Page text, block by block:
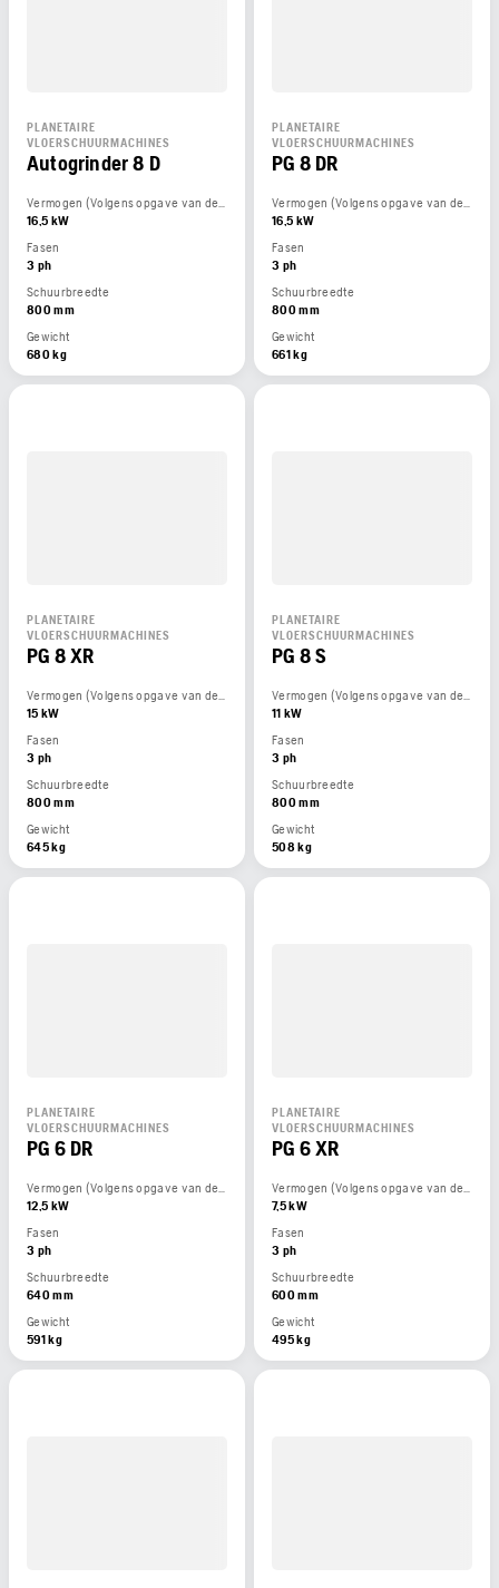
PLANETAIRE
VLOERSCHUURMACHINES
Autogrinder 8 D
Vermogen (Volgens opgave van de motorfabrikant)
16,5 kW
Fasen
3 ph
Schuurbreedte
800 mm
Gewicht
680 kg
PLANETAIRE
VLOERSCHUURMACHINES
PG 8 DR
Vermogen (Volgens opgave van de motorfabrikant)
16,5 kW
Fasen
3 ph
Schuurbreedte
800 mm
Gewicht
661 kg
PLANETAIRE
VLOERSCHUURMACHINES
PG 8 XR
Vermogen (Volgens opgave van de motorfabrikant)
15 kW
Fasen
3 ph
Schuurbreedte
800 mm
Gewicht
645 kg
PLANETAIRE
VLOERSCHUURMACHINES
PG 8 S
Vermogen (Volgens opgave van de motorfabrikant)
11 kW
Fasen
3 ph
Schuurbreedte
800 mm
Gewicht
508 kg
PLANETAIRE
VLOERSCHUURMACHINES
PG 6 DR
Vermogen (Volgens opgave van de motorfabrikant)
12,5 kW
Fasen
3 ph
Schuurbreedte
640 mm
Gewicht
591 kg
PLANETAIRE
VLOERSCHUURMACHINES
PG 6 XR
Vermogen (Volgens opgave van de motorfabrikant)
7,5 kW
Fasen
3 ph
Schuurbreedte
600 mm
Gewicht
495 kg